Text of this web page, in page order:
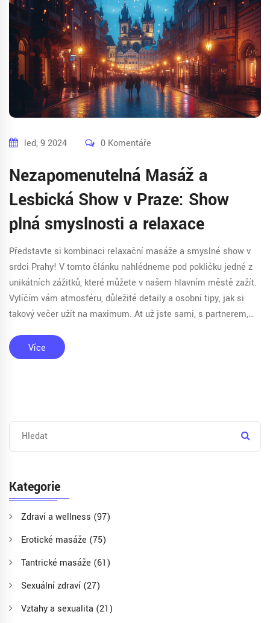
led, 9 2024 0 Komentáře
Nezapomenutelná Masáž a
Lesbická Show v Praze: Show
plná smyslnosti a relaxace
Představte si kombinaci relaxační masáže a smyslné show v
srdci Prahy! V tomto článku nahlédneme pod pokličku jedné z
unikátních zážitků, které můžete v našem hlavním městě zažít.
Vylíčím vám atmosféru, důležité detaily a osobní tipy, jak si
takový večer užít na maximum. Ať už jste sami, s partnerem,
Více
Kategorie
Zdraví a wellness (97)
Erotické masáže (75)
Tantrické masáže (61)
Sexuální zdraví (27)
Vztahy a sexualita (21)